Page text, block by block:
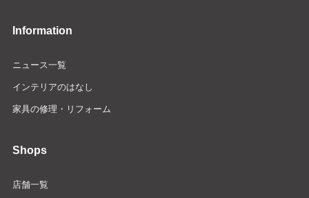
Information
ニュース一覧
インテリアのはなし
家具の修理・リフォーム
Shops
店舗一覧